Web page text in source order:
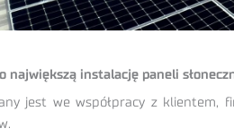
największą instalację paneli
jest we współpracy z klientem,